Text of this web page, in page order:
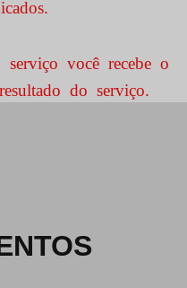
você recebe o
do serviço.